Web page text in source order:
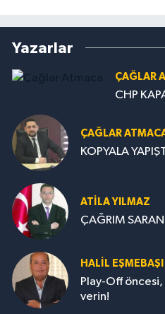
Yazarlar
ÇAĞLAR
CHP
ÇAĞLAR
KOPYALA
ATILA YILMAZ
ÇAĞRIM
HALIL EŞMEBAŞI
Play-Off
verin!